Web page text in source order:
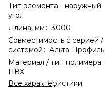
Тип элемента : наружный
угол
Длина, мм : 3000
Совместимость с серией /
системой : Альта-Профиль
Материал / тип полимера :
ПВХ
Все характеристики